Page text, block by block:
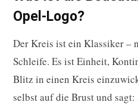
Opel-Logo?
Der Kreis ist ein Klassiker –
Schleife. Es ist Einheit,
Blitz in einen Kreis
selbst auf die Brust und